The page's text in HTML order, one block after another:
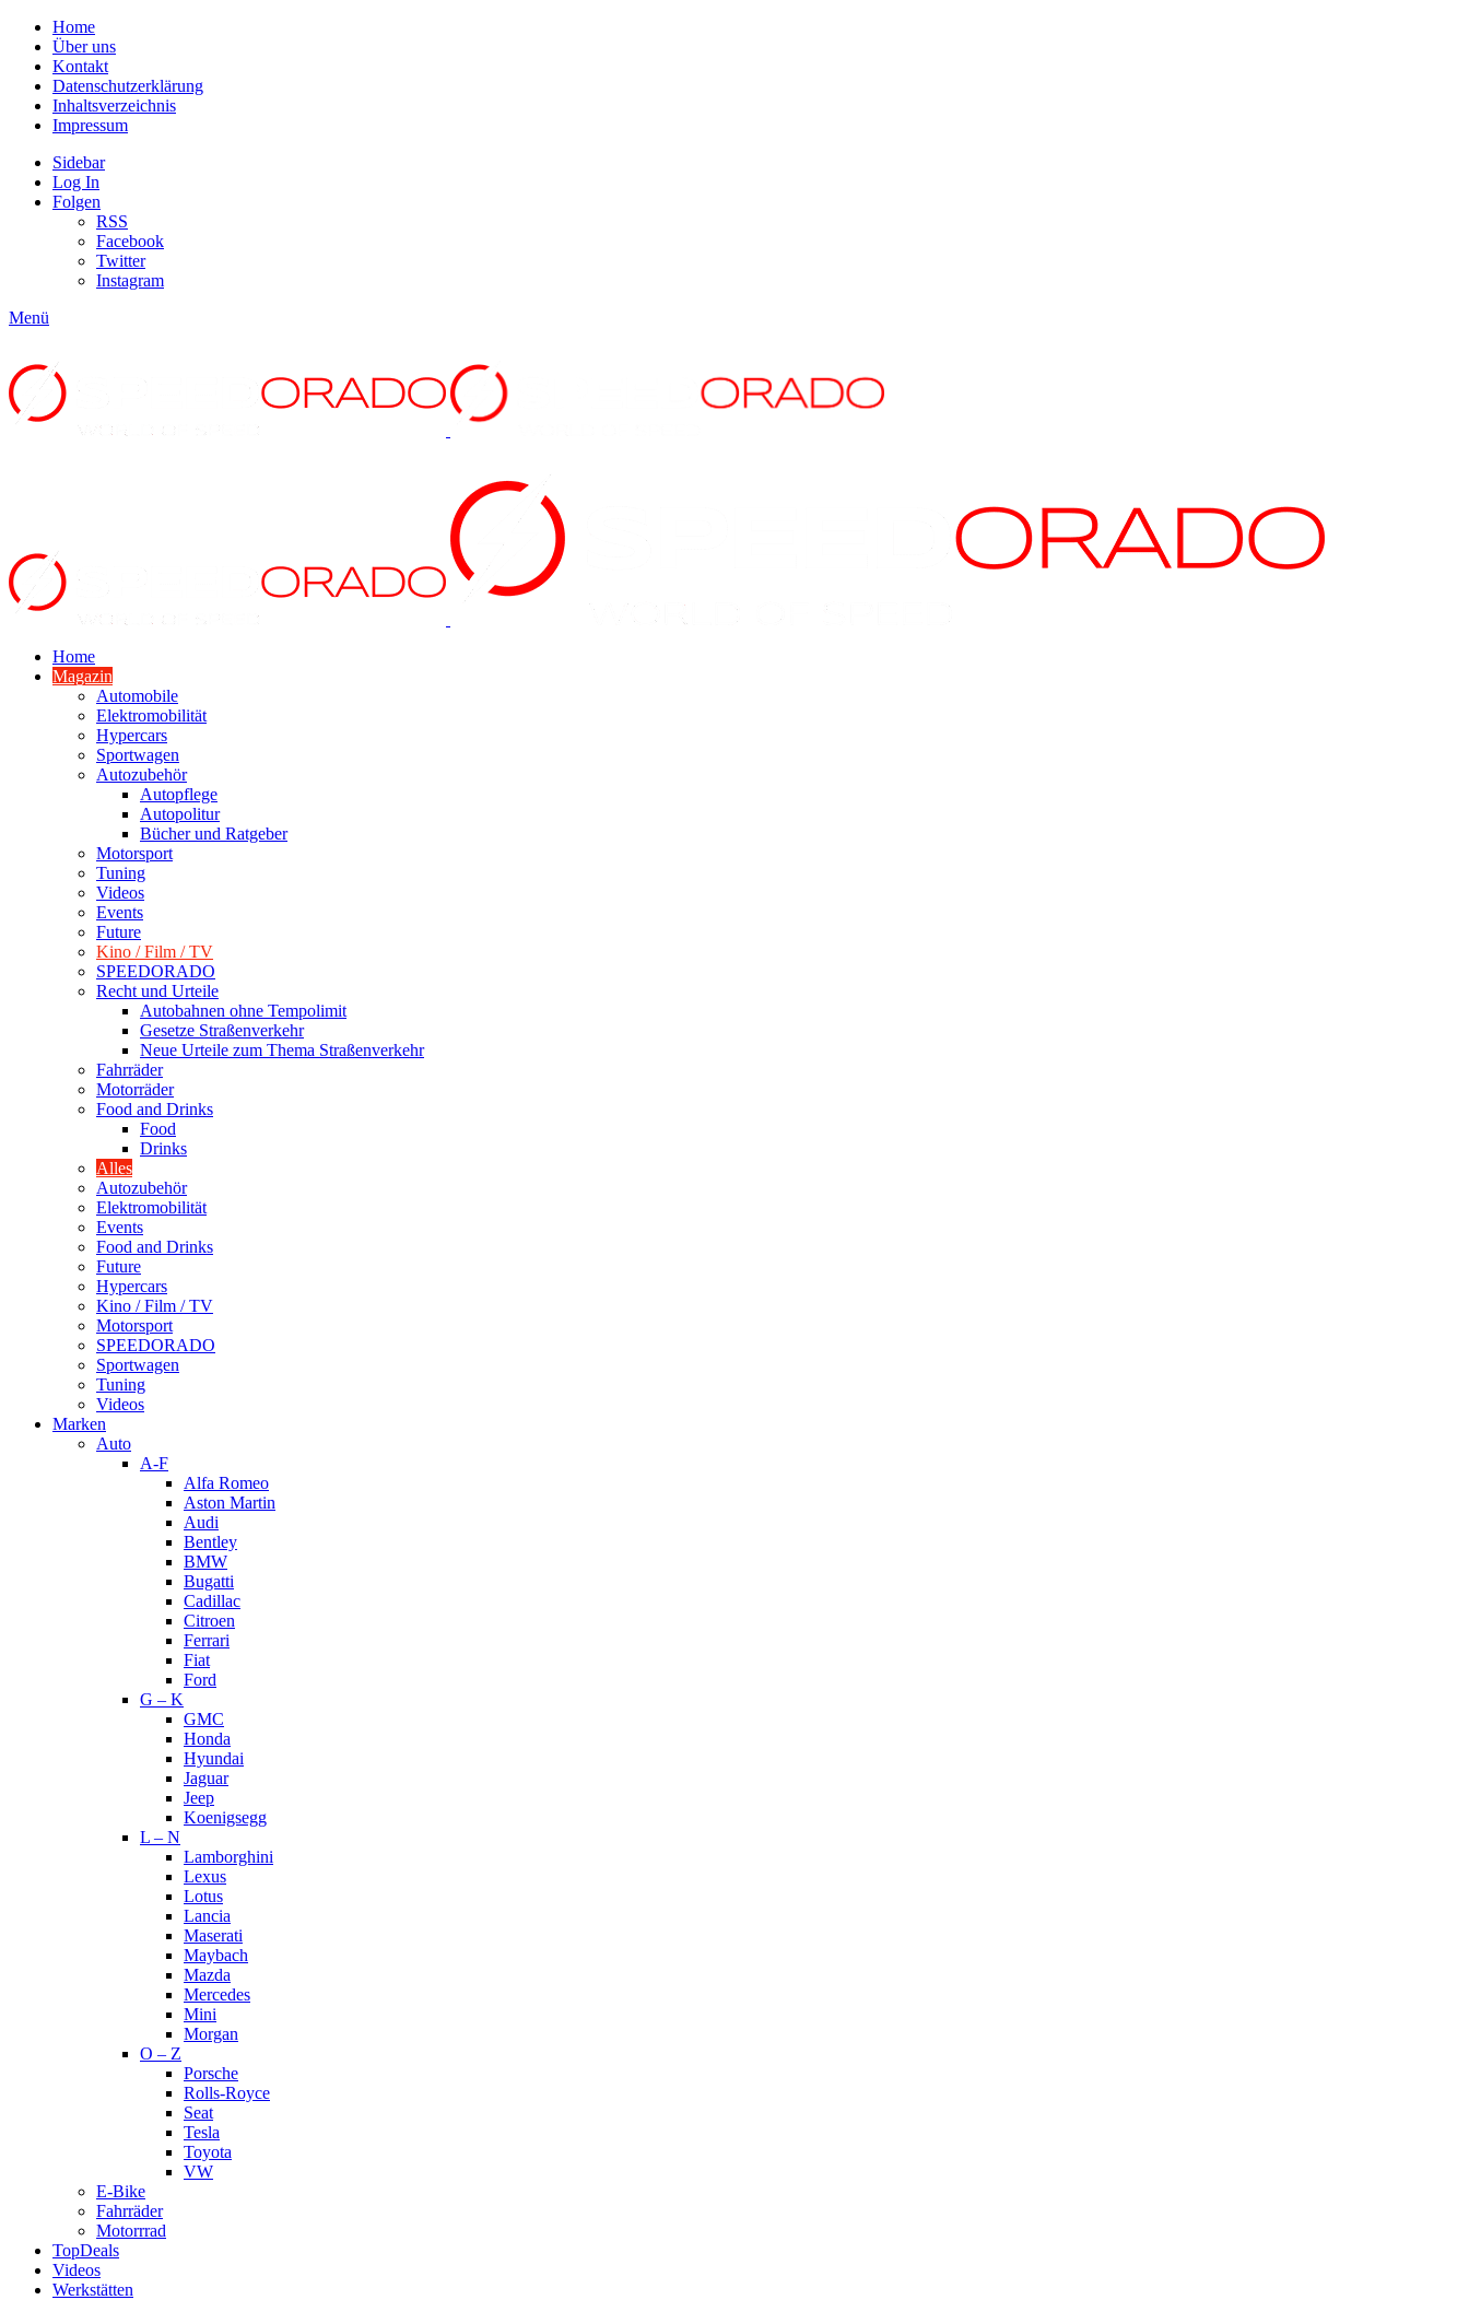
Home
Über uns
Kontakt
Datenschutzerklärung
Inhaltsverzeichnis
Impressum
Sidebar
Log In
Folgen
RSS
Facebook
Twitter
Instagram
Menü
Home
Magazin
Automobile
Elektromobilität
Hypercars
Sportwagen
Autozubehör
Autopflege
Autopolitur
Bücher und Ratgeber
Motorsport
Tuning
Videos
Events
Future
Kino / Film / TV
SPEEDORADO
Recht und Urteile
Autobahnen ohne Tempolimit
Gesetze Straßenverkehr
Neue Urteile zum Thema Straßenverkehr
Fahrräder
Motorräder
Food and Drinks
Food
Drinks
Alles
Autozubehör
Elektromobilität
Events
Food and Drinks
Future
Hypercars
Kino / Film / TV
Motorsport
SPEEDORADO
Sportwagen
Tuning
Videos
Marken
Auto
A-F
Alfa Romeo
Aston Martin
Audi
Bentley
BMW
Bugatti
Cadillac
Citroen
Ferrari
Fiat
Ford
G – K
GMC
Honda
Hyundai
Jaguar
Jeep
Koenigsegg
L – N
Lamborghini
Lexus
Lotus
Lancia
Maserati
Maybach
Mazda
Mercedes
Mini
Morgan
O – Z
Porsche
Rolls-Royce
Seat
Tesla
Toyota
VW
E-Bike
Fahrräder
Motorrrad
TopDeals
Videos
Werkstätten